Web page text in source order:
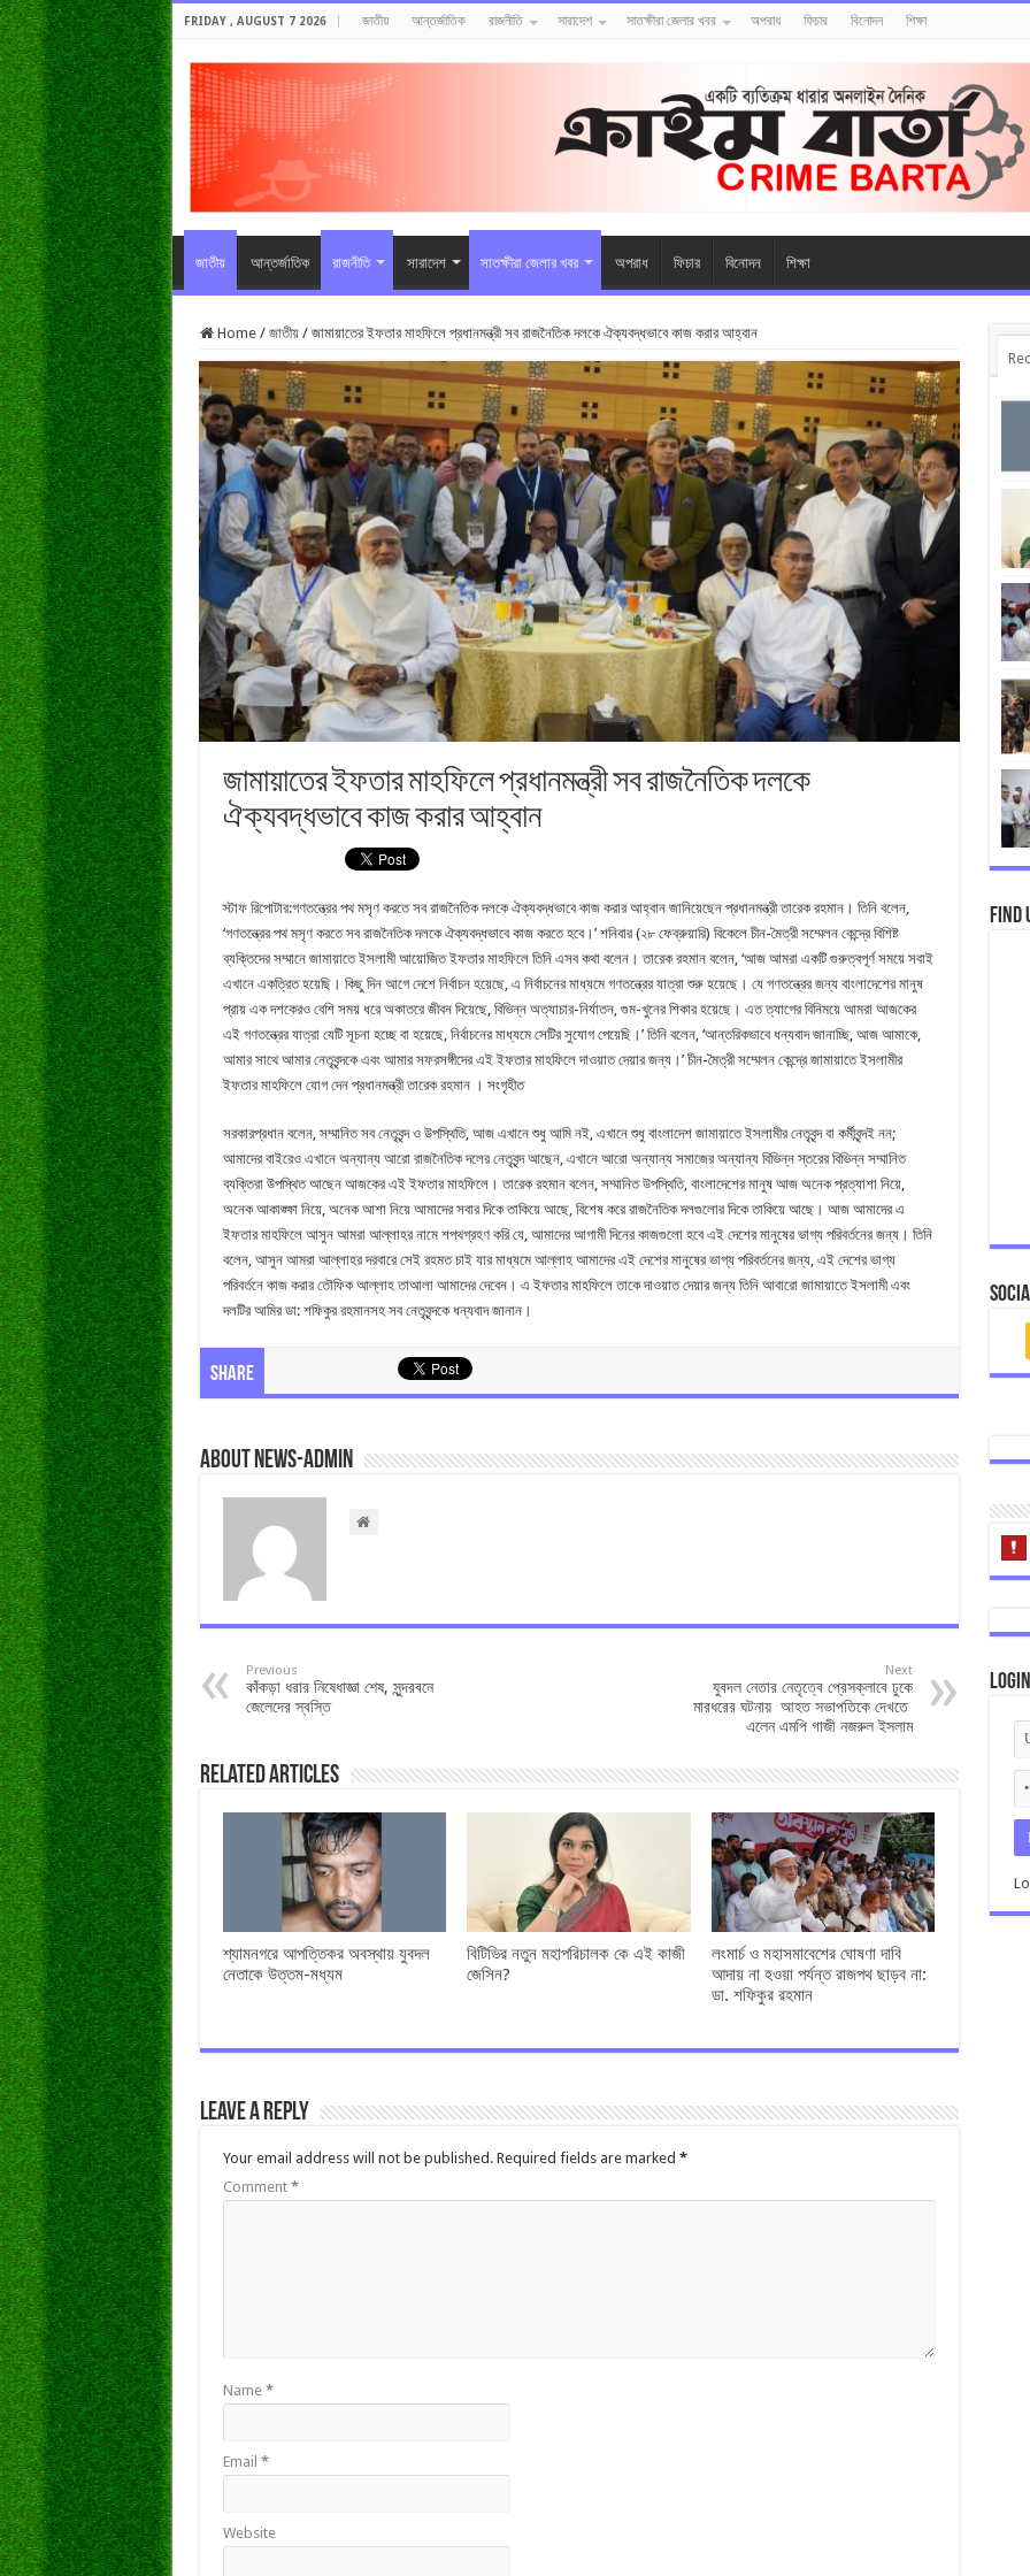
FRIDAY , AUGUST 7 2026 জাতীয় আন্তর্জাতিক রাজনীতি সারাদেশ সাতক্ষীরা জেলার খবর অপরাধ ফিচার বিনোদন শিক্ষা
জাতীয় আন্তর্জাতিক রাজনীতি সারাদেশ সাতক্ষীরা জেলার খবর অপরাধ ফিচার বিনোদন শিক্ষা
Home / জাতীয় / জামায়াতের ইফতার মাহফিলে প্রধানমন্ত্রী সব রাজনৈতিক দলকে ঐক্যবদ্ধভাবে কাজ করার আহ্বান
জামায়াতের ইফতার মাহফিলে প্রধানমন্ত্রী সব রাজনৈতিক দলকে
ঐক্যবদ্ধভাবে কাজ করার আহ্বান
স্টাফ রিপোটার:গণতন্ত্রের পথ মসৃণ করতে সব রাজনৈতিক দলকে ঐক্যবদ্ধভাবে কাজ করার আহ্বান জানিয়েছেন প্রধানমন্ত্রী তারেক রহমান। তিনি বলেন,
‘গণতন্ত্রের পথ মসৃণ করতে সব রাজনৈতিক দলকে ঐক্যবদ্ধভাবে কাজ করতে হবে।’ শনিবার (২৮ ফেব্রুয়ারি) বিকেলে চীন-মৈত্রী সম্মেলন কেন্দ্রে বিশিষ্ট
ব্যক্তিদের সম্মানে জামায়াতে ইসলামী আয়োজিত ইফতার মাহফিলে তিনি এসব কথা বলেন। তারেক রহমান বলেন, ‘আজ আমরা একটি গুরুত্বপূর্ণ সময়ে সবাই
এখানে একত্রিত হয়েছি। কিছু দিন আগে দেশে নির্বাচন হয়েছে, এ নির্বাচনের মাধ্যমে গণতন্ত্রের যাত্রা শুরু হয়েছে। যে গণতন্ত্রের জন্য বাংলাদেশের মানুষ
প্রায় এক দশকেরও বেশি সময় ধরে অকাতরে জীবন দিয়েছে, বিভিন্ন অত্যাচার-নির্যাতন, গুম-খুনের শিকার হয়েছে। এত ত্যাগের বিনিময়ে আমরা আজকের
এই গণতন্ত্রের যাত্রা যেটি সূচনা হচ্ছে বা হয়েছে, নির্বাচনের মাধ্যমে সেটির সুযোগ পেয়েছি।’ তিনি বলেন, ‘আন্তরিকভাবে ধন্যবাদ জানাচ্ছি, আজ আমাকে,
আমার সাথে আমার নেতৃবৃন্দকে এবং আমার সফরসঙ্গীদের এই ইফতার মাহফিলে দাওয়াত দেয়ার জন্য।’ চীন-মৈত্রী সম্মেলন কেন্দ্রে জামায়াতে ইসলামীর
ইফতার মাহফিলে যোগ দেন প্রধানমন্ত্রী তারেক রহমান । সংগৃহীত
সরকারপ্রধান বলেন, সম্মানিত সব নেতৃবৃন্দ ও উপস্থিতি, আজ এখানে শুধু আমি নই, এখানে শুধু বাংলাদেশ জামায়াতে ইসলামীর নেতৃবৃন্দ বা কর্মীবৃন্দই নন;
আমাদের বাইরেও এখানে অন্যান্য আরো রাজনৈতিক দলের নেতৃবৃন্দ আছেন, এখানে আরো অন্যান্য সমাজের অন্যান্য বিভিন্ন স্তরের বিভিন্ন সম্মানিত
ব্যক্তিরা উপস্থিত আছেন আজকের এই ইফতার মাহফিলে। তারেক রহমান বলেন, সম্মানিত উপস্থিতি, বাংলাদেশের মানুষ আজ অনেক প্রত্যাশা নিয়ে,
অনেক আকাঙ্ক্ষা নিয়ে, অনেক আশা নিয়ে আমাদের সবার দিকে তাকিয়ে আছে, বিশেষ করে রাজনৈতিক দলগুলোর দিকে তাকিয়ে আছে। আজ আমাদের এ
ইফতার মাহফিলে আসুন আমরা আল্লাহর নামে শপথগ্রহণ করি যে, আমাদের আগামী দিনের কাজগুলো হবে এই দেশের মানুষের ভাগ্য পরিবর্তনের জন্য। তিনি
বলেন, আসুন আমরা আল্লাহর দরবারে সেই রহমত চাই যার মাধ্যমে আল্লাহ আমাদের এই দেশের মানুষের ভাগ্য পরিবর্তনের জন্য, এই দেশের ভাগ্য
পরিবর্তনে কাজ করার তৌফিক আল্লাহ তাআলা আমাদের দেবেন। এ ইফতার মাহফিলে তাকে দাওয়াত দেয়ার জন্য তিনি আবারো জামায়াতে ইসলামী এবং
দলটির আমির ডা: শফিকুর রহমানসহ সব নেতৃবৃন্দকে ধন্যবাদ জানান।
Share
About news-admin
Previous
কাঁকড়া ধরার নিষেধাজ্ঞা শেষ, সুন্দরবনে
জেলেদের স্বস্তি
Next
যুবদল নেতার নেতৃত্বে প্রেসক্লাবে ঢুকে
মারধরের ঘটনায় আহত সভাপতিকে দেখতে
এলেন এমপি গাজী নজরুল ইসলাম
Related Articles
শ্যামনগরে আপত্তিকর অবস্থায় যুবদল
নেতাকে উত্তম-মধ্যম
বিটিভির নতুন মহাপরিচালক কে এই কাজী
জেসিন?
লংমার্চ ও মহাসমাবেশের ঘোষণা দাবি
আদায় না হওয়া পর্যন্ত রাজপথ ছাড়ব না:
ডা. শফিকুর রহমান
Leave a Reply
Your email address will not be published. Required fields are marked *
Comment *
Name *
Email *
Website
Find
Login